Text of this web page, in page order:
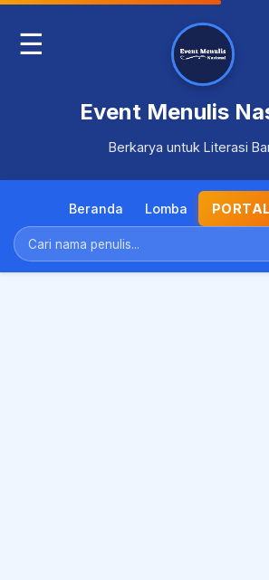
☰
Event Menulis
Berkarya untuk Literasi
Beranda Lomba